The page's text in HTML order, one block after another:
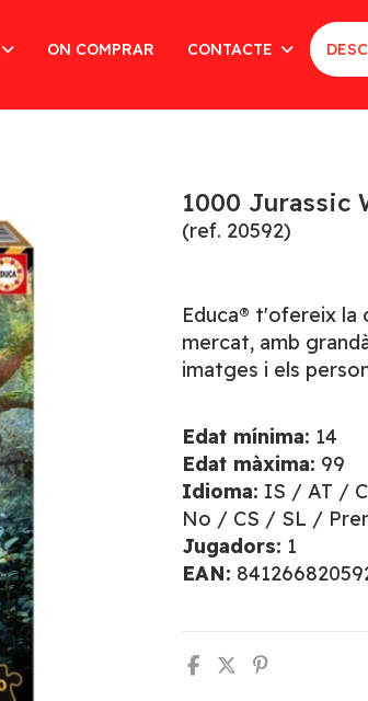
ON COMPRAR CONTACTE
1000 Jurassic
(ref. 20592)
Educa® t'ofereix la
mercat, amb
imatges i els
Edat mínima: 14
Edat màxima: 99
Idioma: IS / AT /
No / CS / SL /
Jugadors: 1
EAN: